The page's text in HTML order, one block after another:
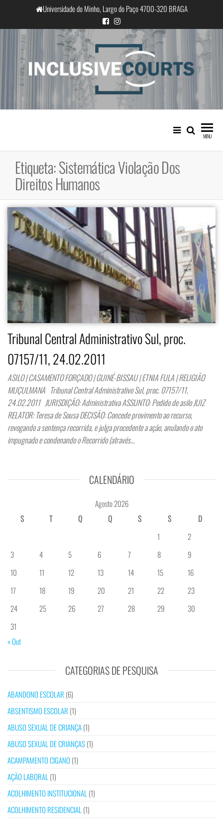
o
conteúdo
Universidade do Minho, Largo do Paço 4700-320 BRAGA
InclusiveCourts
Igualdade e diferença cultural na
prática judicial portuguesa
MENU
Etiqueta:Sistemática Violação Dos
Direitos Humanos
Tribunal Central Administrativo Sul, proc.
07157/11, 24.02.2011
ASILO | CASAMENTO FORÇADO | GUINÉ-BISSAU | ETNIA FULA | RELIGIÃO
MUÇULMANA Tribunal Central Administrativo Sul, proc. 07157/11,
24.02.2011 JURISDIÇÃO: Administrativa ASSUNTO: Pedido de asilo JUIZ
RELATOR: Teresa de Sousa DECISÃO: Concede provimento ao recurso,
revogando a sentença recorrida, e julga procedente a ação, anulando o ato
impugnado e condenando o Recorrido (através…
CALENDÁRIO
Agosto 2026
S
T Q Q S S
D
1
2
3
4 5 6 7 8
9
10
11 12 13 14 15
16
17
18 19 20 21 22
23
24
25 26 27 28 29
30
31
« Out
CATEGORIAS DE PESQUISA
ABANDONO ESCOLAR (6)
ABSENTISMO ESCOLAR (1)
ABUSO SEXUAL DE CRIANÇA(1)
ABUSO SEXUAL DE CRIANÇAS(1)
ACAMPAMENTO CIGANO (1)
AÇÃO LABORAL (1)
ACOLHIMENTO INSTITUCIONAL (1)
ACOLHIMENTO RESIDENCIAL (1)